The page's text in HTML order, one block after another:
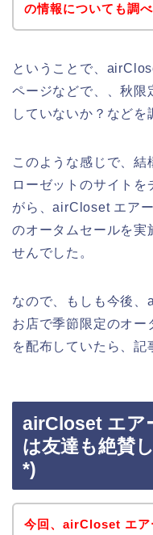
の情報についても調べ
ということで、
ページなどで、、秋限
していないか？などを
このような感じで、
ローゼットのサイト
がら、airCloset エア
のオータムセールを実
せんでした。
なので、もしも今後
お店で季節限定のオー
を配布していたら、記
airCloset エア
は友達も絶賛
*)
今回、airCloset エア